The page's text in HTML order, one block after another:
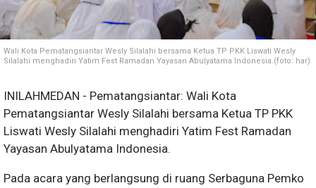
Wali Kota Pematangsiantar Wesly Silalahi bersama Ketua TP PKK Liswati Wesly
Silalahi menghadiri Yatim Fest Ramadan Yayasan Abulyatama Indonesia.(foto: har)
INILAHMEDAN - Pematangsiantar: Wali Kota
Pematangsiantar Wesly Silalahi bersama Ketua TP PKK
Liswati Wesly Silalahi menghadiri Yatim Fest Ramadan
Yayasan Abulyatama Indonesia.
Pada acara yang berlangsung di ruang Serbaguna Pemko